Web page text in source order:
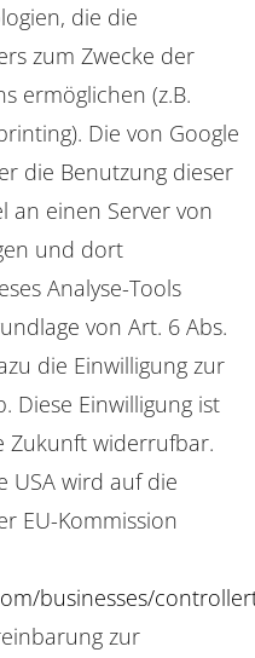
die die
zum Zwecke der
ermöglichen (z.B.
Die von Google
die Benutzung dieser
an einen Server von
und dort
Analyse-Tools
von Art. 6 Abs.
die Einwilligung zur
Diese Einwilligung ist
Zukunft widerrufbar.
USA wird auf die
EU-Kommission
businesses/
zur